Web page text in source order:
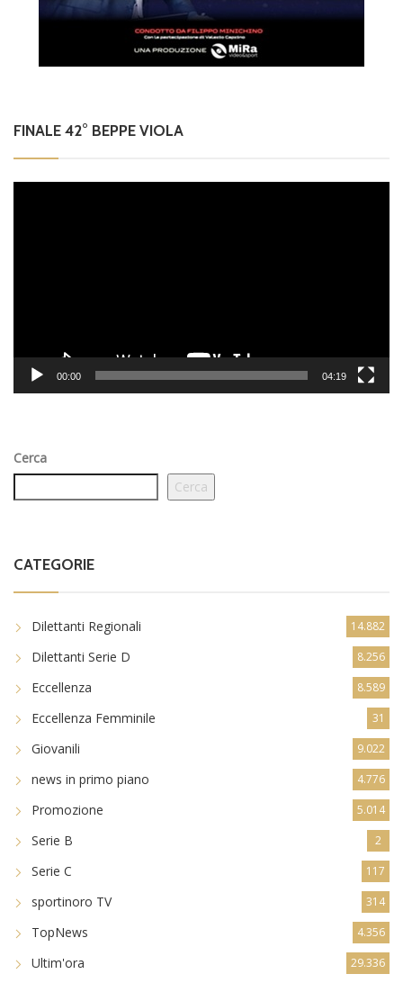
FINALE 42° BEPPE VIOLA
00:00 04:19
Cerca
Cerca
CATEGORIE
Dilettanti Regionali 14.882
Dilettanti Serie D 8.256
Eccellenza 8.589
Eccellenza Femminile 31
Giovanili 9.022
news in primo piano 4.776
Promozione 5.014
Serie B 2
Serie C 117
sportinoro TV 314
TopNews 4.356
Ultim'ora 29.336